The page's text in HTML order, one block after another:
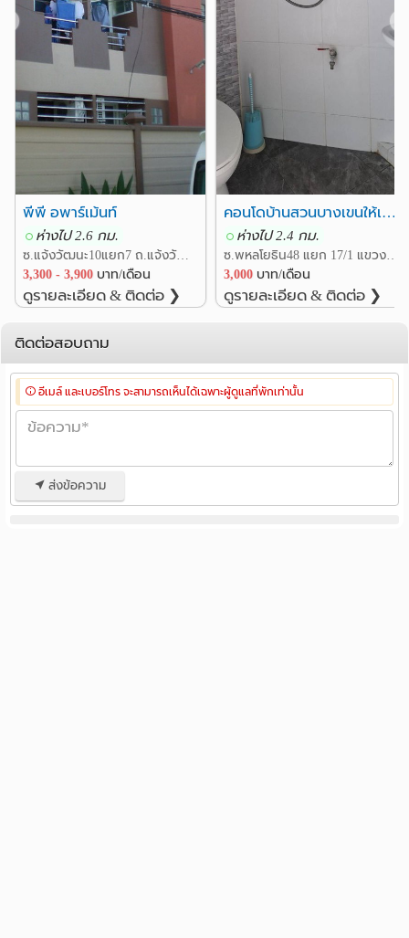
โรงพยาบาล
รพ.มงกุฎวัฒนะ รพ.วิภาวดี
รพ.เปาโล เกษตร 4.4 กม.
อื่นๆ
วัดพระศรีมหาธาตุวรวิหาร 0.5 กม.
กรมทหารราบ 11 1.0 กม. กรมป่าไม้ 2.7 กม.
ที่ทำการไปรษณีย์หลักสี่ 2.8 กม.
ศูนย์ราชการ (แจ้งวัฒนะ) 3.0 กม.
ตึกวิภาวดีทาวเวอร์
พีพี อพาร์เม้นท์
ห่างไป 2.6 กม.
ซ.แจ้งวัฒนะ10แยก7 ถ.แจ้งวัฒนะ แขวงทุ่งสองห้อง เขตหลักสี่ กรุงเทพ
3,300 - 3,900 บาท/เดือน
ดูรายละเอียด & ติดต่อ ❯
คอนโดบ้านสวนบางเขนให้เช่า23/328
ห่างไป 2.4 กม.
ซ.พหลโยธิน48 แยก 17/1 แขวงท่าแร้ง เขตบางเขน กรุงเทพ
3,000 บาท/เดือน
ดูรายละเอียด & ติดต่อ ❯
ติดต่อสอบถาม
อีเมล์ และเบอร์โทร จะสามารถเห็นได้เฉพาะผู้ดูแลที่พักเท่านั้น
ส่งข้อความ